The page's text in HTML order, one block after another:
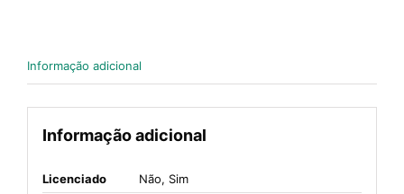
Informação adicional
Informação adicional
Licenciado Não, Sim